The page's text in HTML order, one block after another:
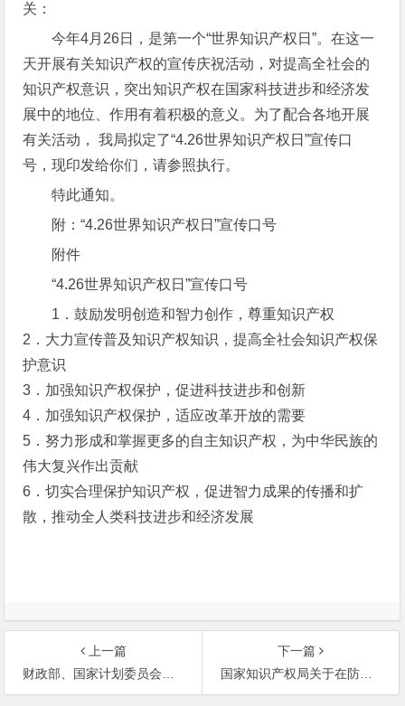
关：
今年4月26日，是第一个“世界知识产权日”。在这一
天开展有关知识产权的宣传庆祝活动，对提高全社会的
知识产权意识，突出知识产权在国家科技进步和经济发
展中的地位、作用有着积极的意义。为了配合各地开展
有关活动， 我局拟定了“4.26世界知识产权日”宣传口
号，现印发给你们，请参照执行。
特此通知。
附：“4.26世界知识产权日”宣传口号
附件
“4.26世界知识产权日”宣传口号
1．鼓励发明创造和智力创作，尊重知识产权
2．大力宣传普及知识产权知识，提高全社会知识产权保
护意识
3．加强知识产权保护，促进科技进步和创新
4．加强知识产权保护，适应改革开放的需要
5．努力形成和掌握更多的自主知识产权，为中华民族的
伟大复兴作出贡献
6．切实合理保护知识产权，促进智力成果的传播和扩
散，推动全人类科技进步和经济发展
上一篇
财政部、国家计划委员会关于同意收取知识产权
下一篇
国家知识产权局关于在防治“非典”工作中加强